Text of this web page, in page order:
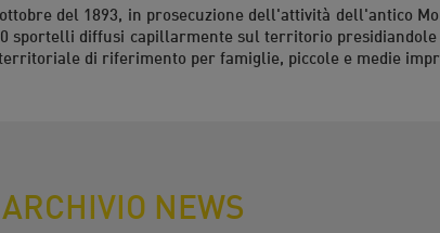
del 1893, in prosecuzione dell'attività dell'antico
sportelli diffusi capillarmente sul territorio presidiandole
di riferimento per famiglie, piccole e medie
ARCHIVIO NEWS